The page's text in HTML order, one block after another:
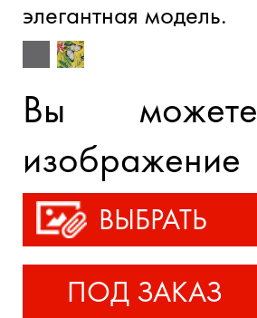
элегантная модель.
Вы
изображение
ВЫБРАТЬ
ПОД ЗАКАЗ